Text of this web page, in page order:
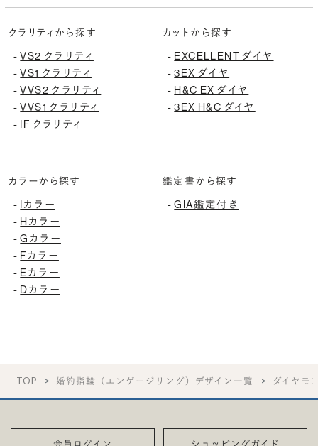
クラリティから探す
-VS2 クラリティ
-VS1 クラリティ
-VVS2 クラリティ
-VVS1 クラリティ
-
IF クラリティ
カットから探す
- EXCELLENT ダイヤ
-3EX ダイヤ
- H&C EX ダイヤ
-3EX H&C ダイヤ
カラーから探す
-
Iカラー
- Hカラー
-Gカラー
- Fカラー
- Eカラー
- Dカラー
鑑定書から探す
-GIA鑑定付き
TOP 婚約指輪（エンゲージリング）デザイン一覧 ダイヤモ